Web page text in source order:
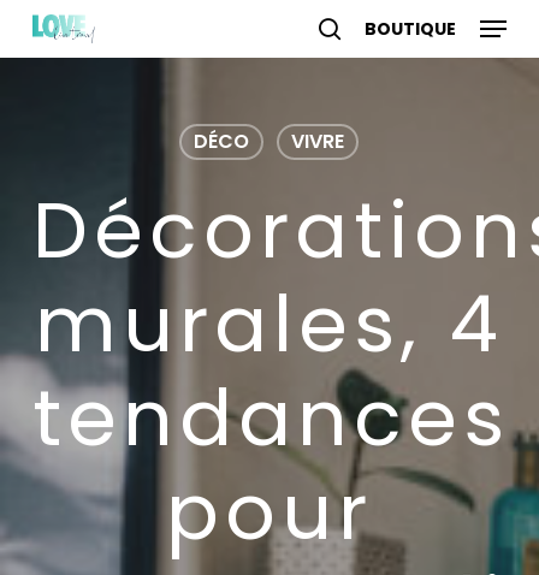
main
search account
Menu
DÉCO VIVRE
murales, 4
tendances
pour